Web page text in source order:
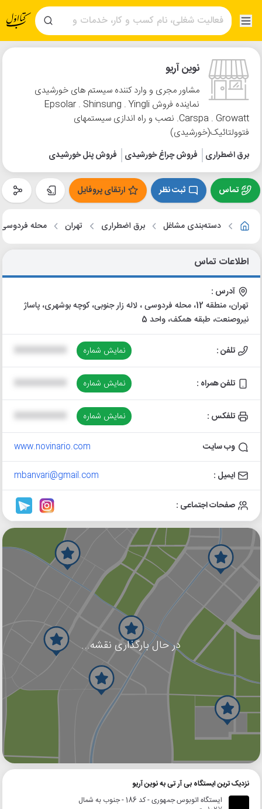
نوین آریو
مشاور مجری و وارد کننده سیستم های خورشیدی
نماینده فروش Epsolar . Shinsung . Yingli
.Carspa . Growatt نصب و راه اندازی سیستمهای
فتوولتائیک(خورشیدی)
برق اضطراری فروش چراغ خورشیدی فروش پنل خورشیدی
تماس ثبت نظر ارتقای پروفایل
دسته‌بندی مشاغل برق اضطراری تهران محله فردوسی
اطلاعات تماس
آدرس :
تهران، منطقه 12، محله فردوسی ، لاله زار جنوبی، کوچه بوشهری، پاساژ
نیروصنعت، طبقه همکف، واحد 5
تلفن : نمایش شماره
تلفن همراه : نمایش شماره
تلفکس : نمایش شماره
وب سایت www.novinario.com
ایمیل : mbanvari@gmail.com
صفحات اجتماعی :
در حال بارگذاری نقشه...
گوگل
نزدیک ترین ایستگاه بی آر تی به نوین آریو
ایستگاه اتوبوس جمهوری - کد 186 - جنوب به شمال